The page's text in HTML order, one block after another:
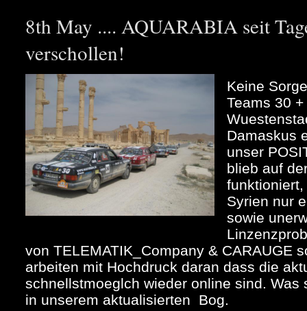
8th May .... AQUARABIA seit
verschollen!
Keine
Teams 30
Damaskus
unser
blieb auf
Syrien nur
sowie
von TELEMATIK_Company & CARAUGE
arbeiten mit Hochdruck daran dass die
schnellstmoeglch wieder online sind. Was
in unserem aktualisierten Bog.